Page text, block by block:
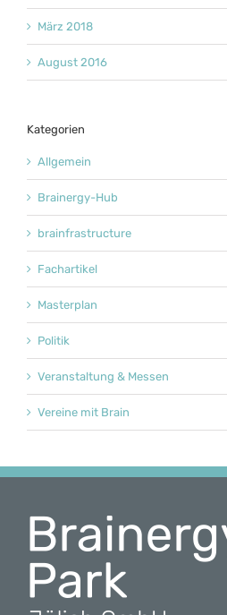
März 2018
August 2016
Kategorien
Allgemein
Brainergy-Hub
brainfrastructure
Fachartikel
Masterplan
Politik
Veranstaltung & Messen
Vereine mit Brain